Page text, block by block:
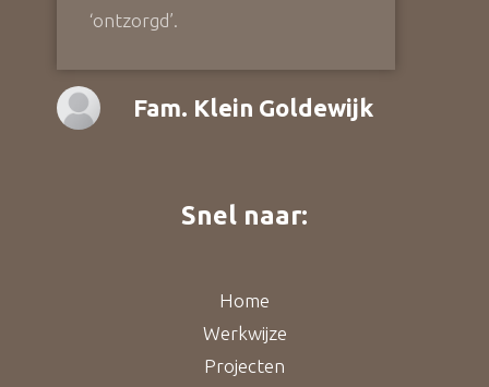
‘ontzorgd’.
Fam. Klein Goldewijk
Snel naar:
Home
Werkwijze
Projecten